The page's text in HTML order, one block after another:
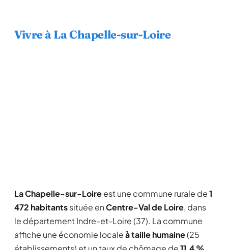
Vivre à La Chapelle-sur-Loire
La Chapelle-sur-Loireest une commune rurale de1
472 habitantssituée enCentre-Val de Loire, dans
le département Indre-et-Loire (37). La commune
affiche une économie localeà taille humaine(25